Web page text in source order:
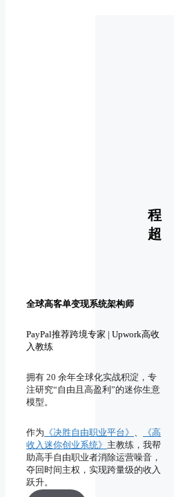
程
超
全球高客单变现系统架构师
PayPal推荐跨境专家 | Upwork高收
入教练
拥有 20 余年全球化实战积淀，专
注研究“自由且高盈利”的迷你生意
模型。
作为 《决胜自由职业平台》 、
《高
收入迷你创业系统》 主教练，我帮
助高手自由职业者消除运营噪音，
夺回时间主权，实现跨量级的收入
跃升。